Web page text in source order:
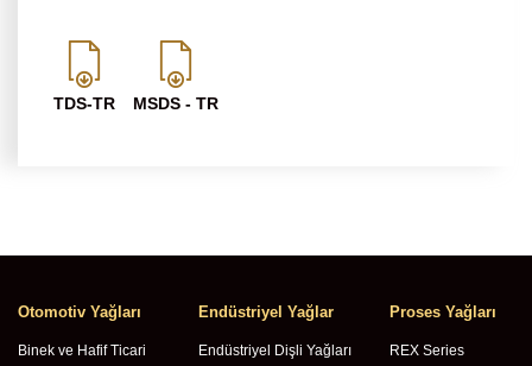
TDS-TR MSDS - TR
Otomotiv Yağları
Binek ve Hafif Ticari
Endüstriyel Yağlar
Endüstriyel Dişli Yağları
Proses Yağları
REX Series